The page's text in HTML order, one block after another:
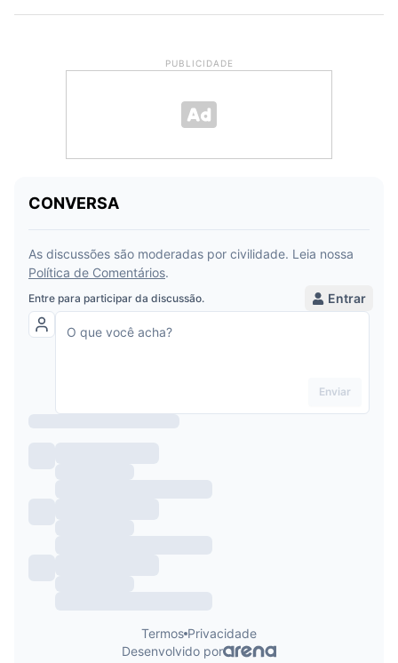
PUBLICIDADE